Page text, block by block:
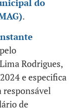
do
.
Rodrigues,
e especifica
responsável
de